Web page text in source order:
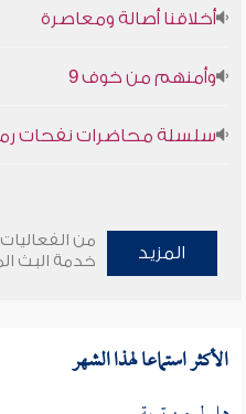
أخلاقنا أصالة ومعاصرة
وأمنهم من خوف 9
سلسلة محاضرات نفحات
المزيد
من
خدمة البث
الأكثر استماعا لهذا الشهر